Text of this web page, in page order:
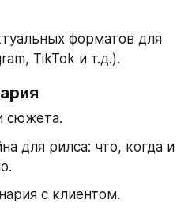
форматов для
TikTok и т.д.).
сюжета.
для рилса: что, когда и
с клиентом.